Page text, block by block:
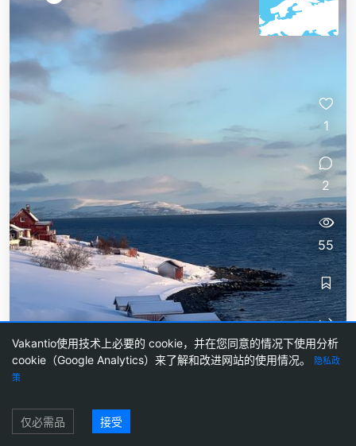
没有滑动就算赢了一半！
昨晚在阿尔塔我们经历了一场猛烈的风暴！雪被横扫
1
2
55
Vakantio使用技术上必要的 cookie，并在您同意的情况下使用分析
cookie（Google Analytics）来了解和改进网站的使用情况。
隐私政
策
仅必需品 接受